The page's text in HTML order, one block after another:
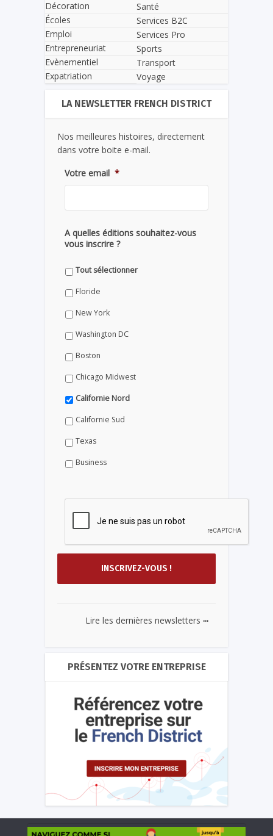
Décoration
Écoles
Emploi
Entrepreneuriat
Evènementiel
Expatriation
Santé
Services B2C
Services Pro
Sports
Transport
Voyage
LA NEWSLETTER FRENCH DISTRICT
Nos meilleures histoires, directement
dans votre boite e-mail.
Votre email *
A quelles éditions souhaitez-vous
vous inscrire ?
Tout sélectionner
Floride
New York
Washington DC
Boston
Chicago Midwest
Californie Nord
Californie Sud
Texas
Business
Lire les dernières newsletters ...
PRÉSENTEZ VOTRE ENTREPRISE